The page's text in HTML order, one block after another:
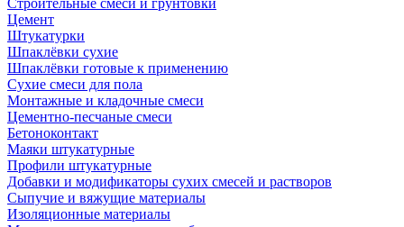
Строительные смеси и грунтовки
Цемент
Штукатурки
Шпаклёвки сухие
Шпаклёвки готовые к применению
Сухие смеси для пола
Монтажные и кладочные смеси
Цементно-песчаные смеси
Бетоноконтакт
Маяки штукатурные
Профили штукатурные
Добавки и модификаторы сухих смесей и растворов
Сыпучие и вяжущие материалы
Изоляционные материалы